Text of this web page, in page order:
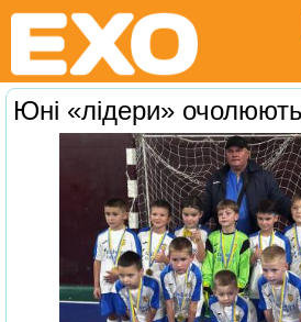
Юні «лідери»